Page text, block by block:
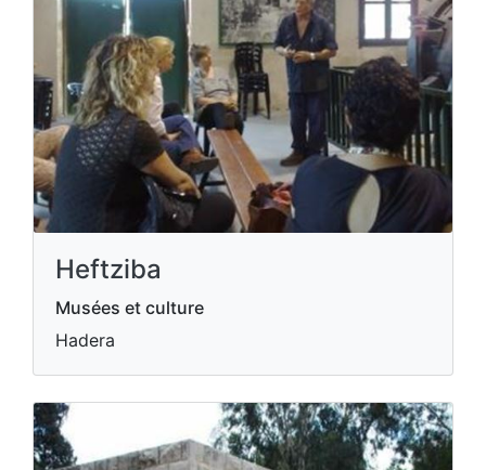
Heftziba
Musées et culture
Hadera